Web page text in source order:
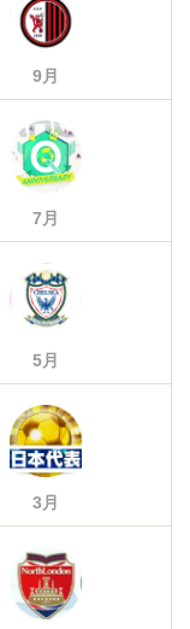
9月
7月
5月
3月